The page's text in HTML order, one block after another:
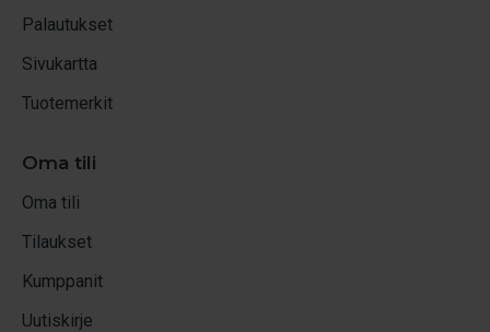
Palautukset
Sivukartta
Tuotemerkit
Oma tili
Oma tili
Tilaukset
Kumppanit
Uutiskirje